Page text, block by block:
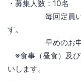
・募集人数：10名
毎回定員いっぱ
す。
早めのお申し込
※食事（昼食）及
いします。